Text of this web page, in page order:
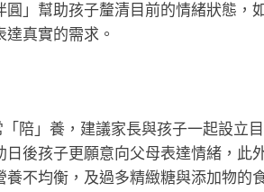
圓」幫助孩子釐清目前的情緒狀態，
真實的需求。
「陪」養，建議家長與孩子一起設立
日後孩子更願意向父母表達情緒，此
養不均衡，及過多精緻糖與添加物的